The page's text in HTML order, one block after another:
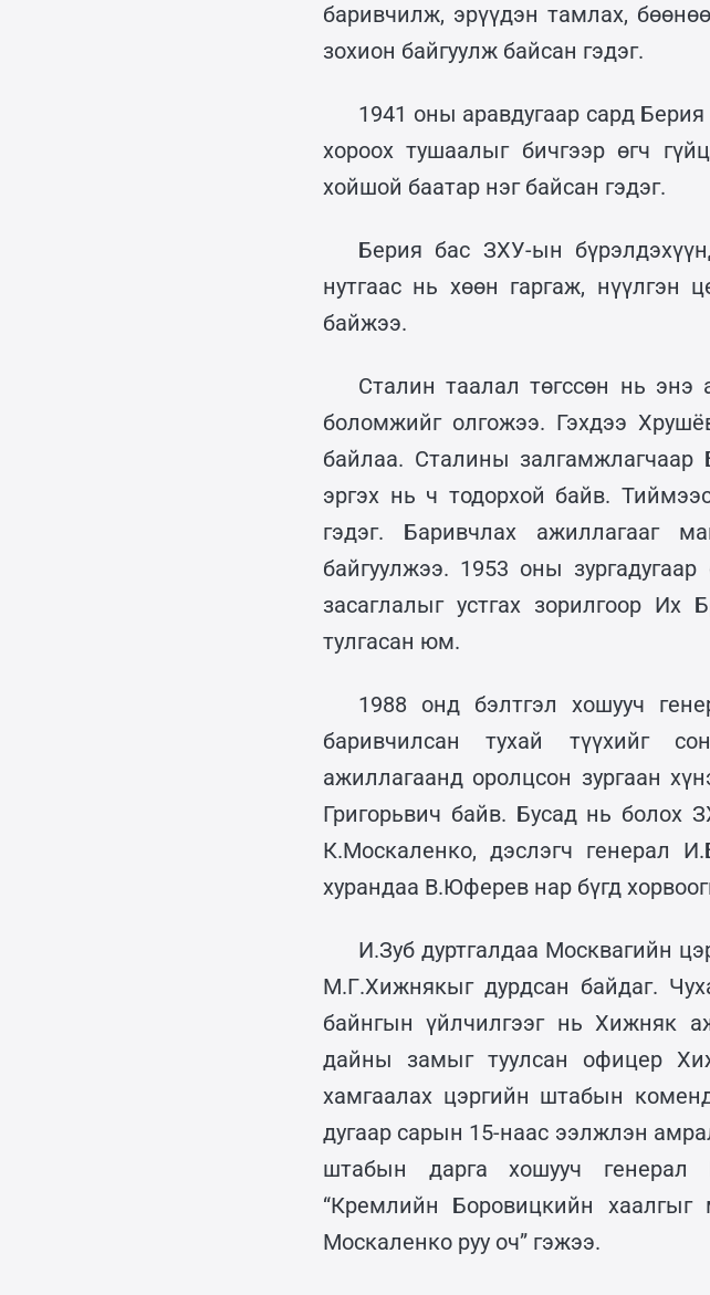
баривчилж, эрүүдэн тамлах,
зохион байгуулж байсан гэдэг.
1941 оны аравдугаар сард
хороох тушаалыг бичгээр өгч
хойшой баатар нэг байсан гэдэг.
Берия бас ЗХУ-ын
нутгаас нь хөөн гаргаж, нүүлгэн
байжээ.
Сталин таалал төгссөн нь энэ
боломжийг олгожээ. Гэхдээ
байлаа. Сталины
эргэх нь ч тодорхой байв.
гэдэг. Баривчлах ажиллагааг
байгуулжээ. 1953 оны
засаглалыг устгах зорилгоор Их
тулгасан юм.
1988 онд бэлтгэл хошууч
баривчилсан тухай түүхийг
ажиллагаанд оролцсон зургаан
Григорьвич байв. Бусад нь болох
К.Москаленко, дэслэгч генерал
хурандаа В.Юферев нар бүгд
И.Зуб дуртгалдаа Москвагийн
М.Г.Хижнякыг дурдсан байдаг.
байнгын үйлчилгээг нь Хижняк
дайны замыг туулсан офицер
хамгаалах цэргийн штабын
дугаар сарын 15-наас ээлжлэн
штабын дарга хошууч генерал
“Кремлийн Боровицкийн хаалгыг
Москаленко руу оч” гэжээ.